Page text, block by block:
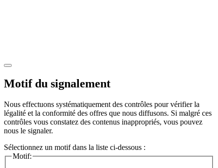
Motif du signalement
Nous effectuons systématiquement des contrôles pour vérifier la
légalité et la conformité des offres que nous diffusons. Si malgré ces
contrôles vous constatez des contenus inappropriés, vous pouvez
nous le signaler.
Sélectionnez un motif dans la liste ci-dessous :
Motif: